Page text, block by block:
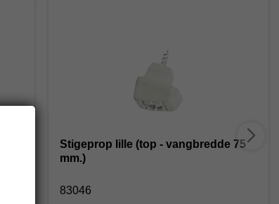
Stigeprop lille (top - vangbredde 75
mm.)
83046